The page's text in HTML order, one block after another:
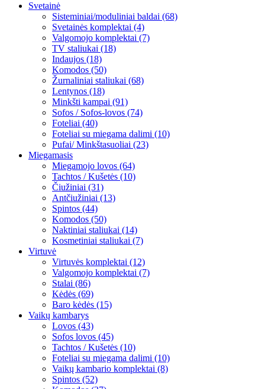
Svetainė
Sisteminiai/moduliniai baldai (68)
Svetainės komplektai (4)
Valgomojo komplektai (7)
TV staliukai (18)
Indaujos (18)
Komodos (50)
Žurnaliniai staliukai (68)
Lentynos (18)
Minkšti kampai (91)
Sofos / Sofos-lovos (74)
Foteliai (40)
Foteliai su miegama dalimi (10)
Pufai/ Minkštasuoliai (23)
Miegamasis
Miegamojo lovos (64)
Tachtos / Kušetės (10)
Čiužiniai (31)
Antčiužiniai (13)
Spintos (44)
Komodos (50)
Naktiniai staliukai (14)
Kosmetiniai staliukai (7)
Virtuvė
Virtuvės komplektai (12)
Valgomojo komplektai (7)
Stalai (86)
Kėdės (69)
Baro kėdės (15)
Vaikų kambarys
Lovos (43)
Sofos lovos (45)
Tachtos / Kušetės (10)
Foteliai su miegama dalimi (10)
Vaikų kambario komplektai (8)
Spintos (52)